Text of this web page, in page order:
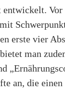
Vor
erste vier
man
an, die